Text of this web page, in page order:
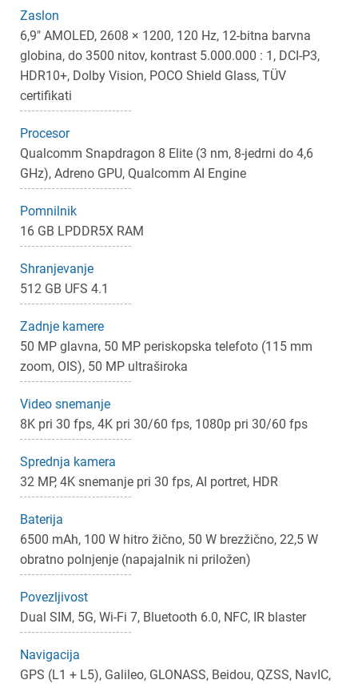
Zaslon
6,9" AMOLED, 2608 × 1200, 120 Hz, 12-bitna barvna
globina, do 3500 nitov, kontrast 5.000.000 : 1, DCI-P3,
HDR10+, Dolby Vision, POCO Shield Glass, TÜV
certifikati
Procesor
Qualcomm Snapdragon 8 Elite (3 nm, 8-jedrni do 4,6
GHz), Adreno GPU, Qualcomm AI Engine
Pomnilnik
16 GB LPDDR5X RAM
Shranjevanje
512 GB UFS 4.1
Zadnje kamere
50 MP glavna, 50 MP periskopska telefoto (115 mm
zoom, OIS), 50 MP ultraširoka
Video snemanje
8K pri 30 fps, 4K pri 30/60 fps, 1080p pri 30/60 fps
Sprednja kamera
32 MP, 4K snemanje pri 30 fps, AI portret, HDR
Baterija
6500 mAh, 100 W hitro žično, 50 W brezžično, 22,5 W
obratno polnjenje (napajalnik ni priložen)
Povezljivost
Dual SIM, 5G, Wi-Fi 7, Bluetooth 6.0, NFC, IR blaster
Navigacija
GPS (L1 + L5), Galileo, GLONASS, Beidou, QZSS, NavIC,
Prijava
Za dodajanje na seznam želja morate biti prijavljeni.
Prekliči